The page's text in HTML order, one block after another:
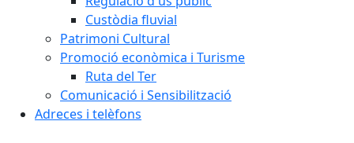
Custòdia fluvial
Patrimoni Cultural
Promoció econòmica i Turisme
Ruta del Ter
Comunicació i Sensibilització
Adreces i telèfons